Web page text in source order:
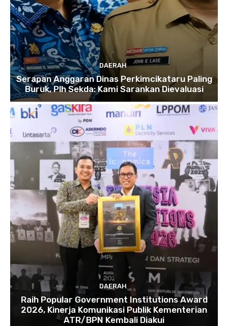
DAERAH
Serapan Anggaran Dinas Perkimcikataru Paling
Buruk, Plh Sekda: Kami Sarankan Dievaluasi
DAERAH
Raih Popular Government Institutions Award
2026, Kinerja Komunikasi Publik Kementerian
ATR/BPN Kembali Diakui